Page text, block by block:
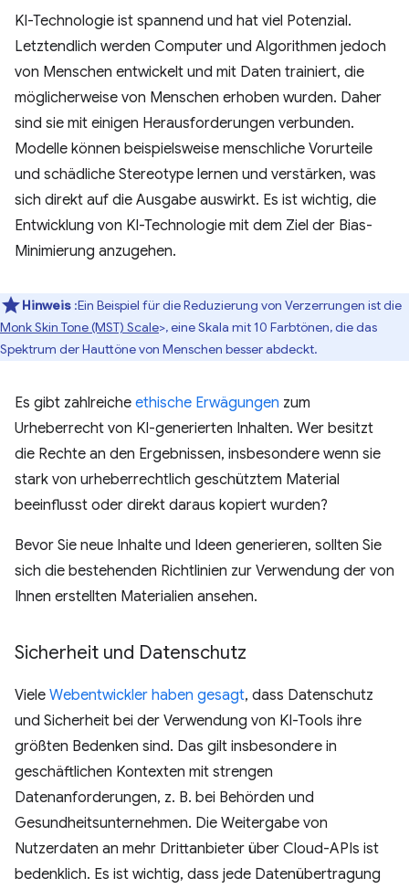
KI-Technologie ist spannend und hat viel Potenzial.
Letztendlich werden Computer und Algorithmen jedoch
von Menschen entwickelt und mit Daten trainiert, die
möglicherweise von Menschen erhoben wurden. Daher
sind sie mit einigen Herausforderungen verbunden.
Modelle können beispielsweise menschliche Vorurteile
und schädliche Stereotype lernen und verstärken, was
sich direkt auf die Ausgabe auswirkt. Es ist wichtig, die
Entwicklung von KI-Technologie mit dem Ziel der Bias-
Minimierung anzugehen.
Hinweis :Ein Beispiel für die Reduzierung von Verzerrungen ist die
Monk Skin Tone (MST) Scale>, eine Skala mit 10 Farbtönen, die das
Spektrum der Hauttöne von Menschen besser abdeckt.
Es gibt zahlreiche ethische Erwägungen zum
Urheberrecht von KI-generierten Inhalten. Wer besitzt
die Rechte an den Ergebnissen, insbesondere wenn sie
stark von urheberrechtlich geschütztem Material
beeinflusst oder direkt daraus kopiert wurden?
Bevor Sie neue Inhalte und Ideen generieren, sollten Sie
sich die bestehenden Richtlinien zur Verwendung der von
Ihnen erstellten Materialien ansehen.
Sicherheit und Datenschutz
Viele Webentwickler haben gesagt, dass Datenschutz
und Sicherheit bei der Verwendung von KI-Tools ihre
größten Bedenken sind. Das gilt insbesondere in
geschäftlichen Kontexten mit strengen
Datenanforderungen, z. B. bei Behörden und
Gesundheitsunternehmen. Die Weitergabe von
Nutzerdaten an mehr Drittanbieter über Cloud-APIs ist
bedenklich. Es ist wichtig, dass jede Datenübertragung